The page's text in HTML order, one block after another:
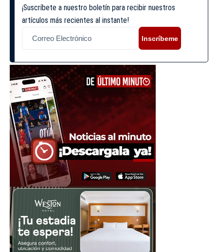
¡Suscríbete a nuestro boletín para recibir nuestros
artículos más recientes al instante!
Inscríbeme